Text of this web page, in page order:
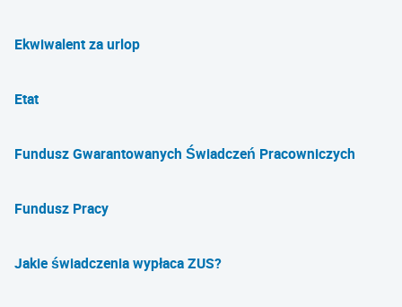
Ekwiwalent za urlop
Etat
Fundusz Gwarantowanych Świadczeń Pracowniczych
Fundusz Pracy
Jakie świadczenia wypłaca ZUS?